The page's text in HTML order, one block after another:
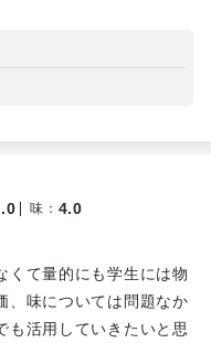
味 ： 4.0
くて量的にも学生には物
、味については問題なか
も活用していきたいと思